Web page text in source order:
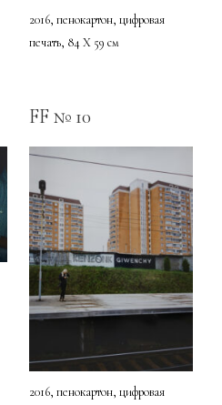
2016, пенокартон, цифровая
печать, 84 Х 59 см
FF № 10
2016, пенокартон, цифровая